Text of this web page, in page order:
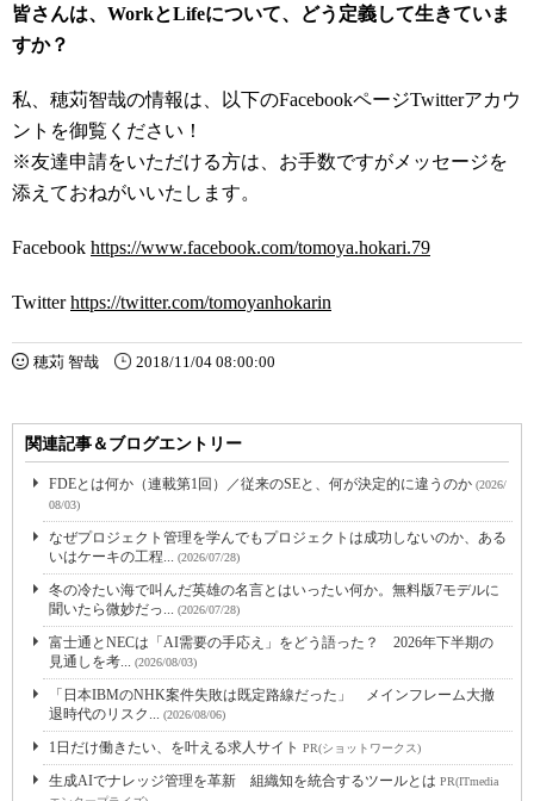
皆さんは、WorkとLifeについて、どう定義して生きていま
すか？
私、穂苅智哉の情報は、以下のFacebookページTwitterアカウ
ントを御覧ください！
※友達申請をいただける方は、お手数ですがメッセージを
添えておねがいいたします。
Facebook https://www.facebook.com/tomoya.hokari.79
Twitterhttps://twitter.com/tomoyanhokarin
穂苅 智哉 2018/11/04 08:00:00
関連記事＆ブログエントリー
FDEとは何か（連載第1回）／従来のSEと、何が決定的に違うのか (2026/
08/03)
なぜプロジェクト管理を学んでもプロジェクトは成功しないのか、ある
いはケーキの工程... (2026/07/28)
冬の冷たい海で叫んだ英雄の名言とはいったい何か。無料版7モデルに
聞いたら微妙だっ... (2026/07/28)
富士通とNECは「AI需要の手応え」をどう語った？ 2026年下半期の
見通しを考... (2026/08/03)
「日本IBMのNHK案件失敗は既定路線だった」 メインフレーム大撤
退時代のリスク... (2026/08/06)
1日だけ働きたい、を叶える求人サイト PR(ショットワークス)
生成AIでナレッジ管理を革新 組織知を統合するツールとは PR(ITmedia